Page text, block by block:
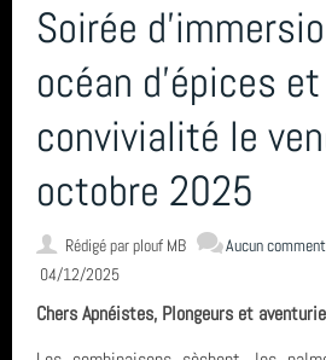
Soirée
océan d'épices
convivialité le
octobre 2025
Rédigé parplouf MB Aucun
04/12/2025
Chers Apnéistes, Plongeurs et